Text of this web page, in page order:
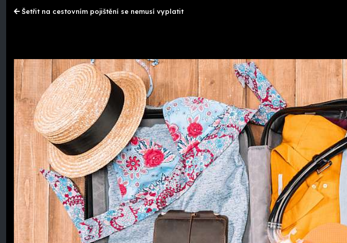
Šetřit na cestovním pojištění se nemusí vyplatit